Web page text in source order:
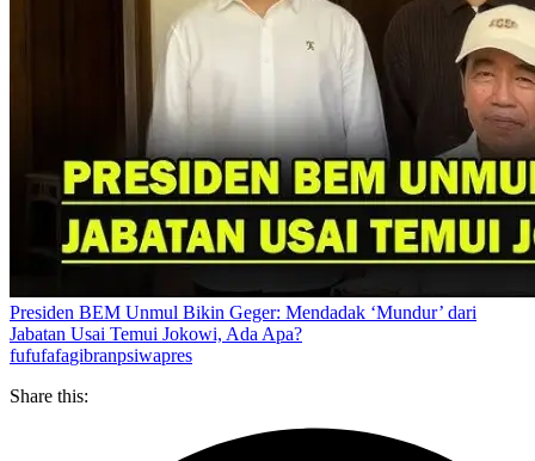
Presiden BEM Unmul Bikin Geger: Mendadak ‘Mundur’ dari
Jabatan Usai Temui Jokowi, Ada Apa?
fufufafagibranpsiwapres
Share this: